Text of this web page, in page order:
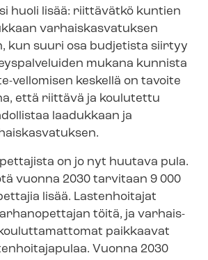
huoli lisää: riittävätkö kuntien
var­hais­kas­va­tuk­sen
kun suuri osa budjetista siirtyy
mukana kunnista
vellomisen keskellä on tavoite
että riittävä ja koulutettu
laadukkaan ja
on jo nyt huutava pula.
vuonna 2030 tarvitaan 9 000
lisää. Lastenhoitajat
töitä, ja var­hais­
paikkaavat
Vuonna 2030